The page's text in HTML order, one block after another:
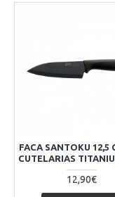
FACA SANTOKU 12,5
CUTELARIAS
12,90€